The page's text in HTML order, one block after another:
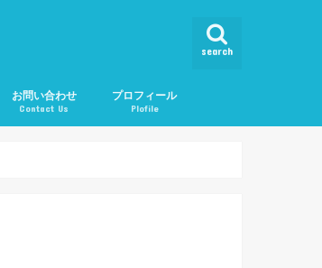
search
お問い合わせ
Contact Us
プロフィール
Plofile